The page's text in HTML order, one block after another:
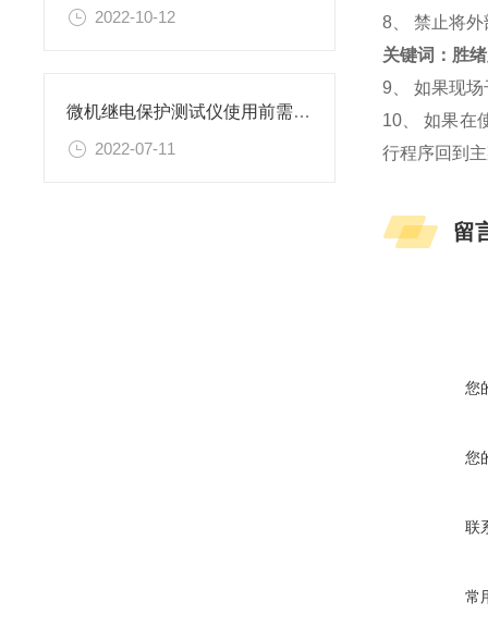
2022-10-12
微机继电保护测试仪使用前需要做哪些调试工作
2022-07-11
8、 禁止将
关键词：胜
9、 如果现
10、 如果在
行程序回到
留
您
您
联
常